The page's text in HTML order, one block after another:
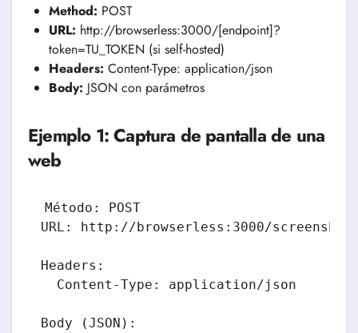
Method: POST
URL: http://browserless:3000/[endpoint]?
token=TU_TOKEN (si self-hosted)
Headers: Content-Type: application/json
Body: JSON con parámetros
Ejemplo 1: Captura de pantalla de una
web
Método: POST
URL: http://browserless:3000/
Headers:
  Content-Type: application/json
Body (JSON):